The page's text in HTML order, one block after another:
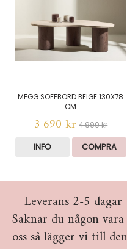
MEGG SOFFBORD BEIGE 130X78
CM
3 690 kr 4 990 kr
INFO COMPRA
Leverans 2-5 dagar
Saknar du någon
oss så lägger vi till